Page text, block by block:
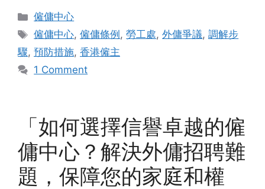
Categories
僱傭中心
Tags
僱傭中心,僱傭條例 ,勞工處,外傭爭議,調解步
驟, 預防措施, 香港僱主
1 Comment
「如何選擇信譽卓越的僱
傭中心？解決外傭招聘難
題，保障您的家庭和權